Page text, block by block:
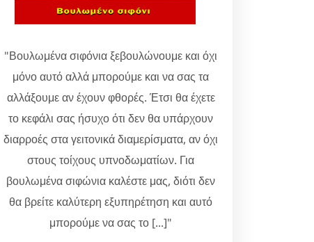
"Βουλωμένα σιφόνια ξεβουλώνουμε και όχι
μόνο αυτό αλλά μπορούμε και να σας τα
αλλάξουμε αν έχουν φθορές. Έτσι θα έχετε
το κεφάλι σας ήσυχο ότι δεν θα υπάρχουν
διαρροές στα γειτονικά διαμερίσματα, αν όχι
στους τοίχους υπνοδωματίων. Για
βουλωμένα σιφώνια καλέστε μας, διότι δεν
θα βρείτε καλύτερη εξυπηρέτηση και αυτό
μπορούμε να σας το [...]"